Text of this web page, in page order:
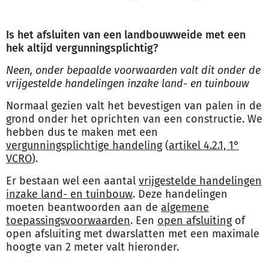
Is het afsluiten van een landbouwweide met een
hek altijd vergunningsplichtig?
Neen, onder bepaalde voorwaarden valt dit onder de
vrijgestelde handelingen inzake land- en tuinbouw
Normaal gezien valt het bevestigen van palen in de
grond onder het oprichten van een constructie. We
hebben dus te maken met een
vergunningsplichtige handeling(artikel 4.2.1, 1°
VCRO).
Er bestaan wel een aantal vrijgestelde handelingen
inzake land- en tuinbouw. Deze handelingen
moeten beantwoorden aan de algemene
toepassingsvoorwaarden. Een open afsluitingof
open afsluiting met dwarslatten met een maximale
hoogte van 2 meter valt hieronder.